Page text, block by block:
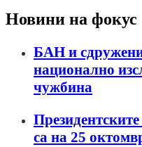
Новини на фокус
БАН и
национално
чужбина
са на 25